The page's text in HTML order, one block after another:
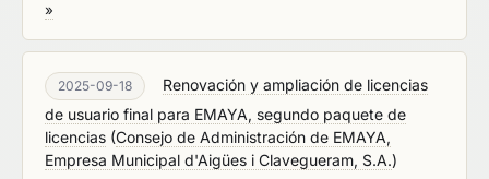
»
2025-09-18
Renovación y ampliación de licencias
de usuario final para EMAYA, segundo paquete de
licencias (Consejo de Administración de EMAYA,
Empresa Municipal d'Aigües i Clavegueram, S.A.)